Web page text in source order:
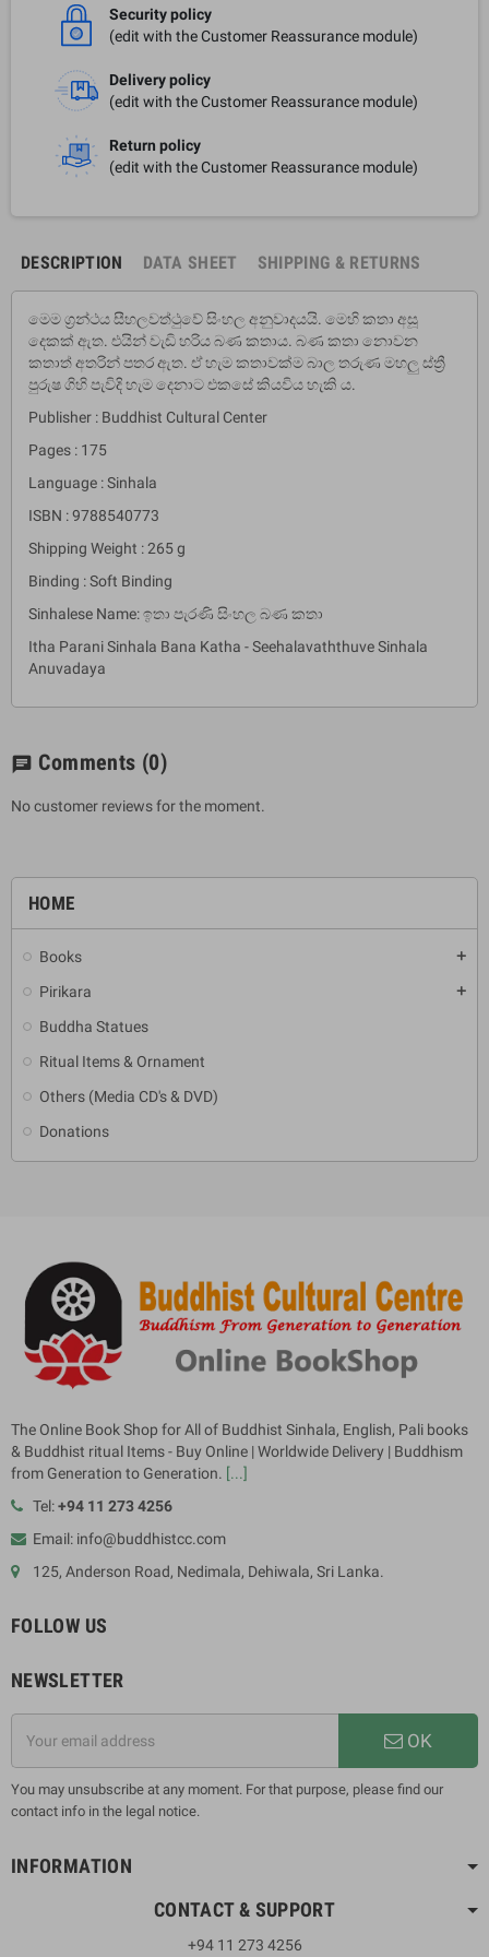
HOME
Books add
Pirikara add
Buddha Statues
Ritual Items & Ornament
Others (Media CD's & DVD)
Donations
Security policy
(edit with the Customer Reassurance module)
Delivery policy
(edit with the Customer Reassurance module)
Return policy
(edit with the Customer Reassurance module)
DESCRIPTION DATA SHEET SHIPPING & RETURNS
මෙම ග්‍රන්ථය සීහලවත්ථුවේ සිංහල අනුවාදයයි. මෙහි කතා අසූ
දෙකක් ඇත. එයින් වැඩි හරිය බණ කතාය. බණ කතා නොවන
කතාත් අතරින් පතර ඇත. ඒ හැම කතාවක්ම බාල තරුණ මහලු ස්ත්‍රී
පුරුෂ ගිහි පැවිදි හැම දෙනාට එකසේ කියවිය හැකි ය.
Publisher : Buddhist Cultural Center
Pages : 175
Language : Sinhala
ISBN : 9788540773
Shipping Weight : 265 g
Binding : Soft Binding
Sinhalese Name: ඉතා පැරණි සිංහල බණ කතා
Itha Parani Sinhala Bana Katha - Seehalavaththuve Sinhala
Anuvadaya
chat Comments (0)
No customer reviews for the moment.
The Online Book Shop for All of Buddhist Sinhala, English, Pali books
& Buddhist ritual Items - Buy Online | Worldwide Delivery | Buddhism
from Generation to Generation. [...]
Tel:+94 11 273 4256
Email: info@buddhistcc.com
125, Anderson Road, Nedimala, Dehiwala, Sri Lanka.
FOLLOW US
NEWSLETTER
OK
You may unsubscribe at any moment. For that purpose, please find our
contact info in the legal notice.
INFORMATION
CONTACT & SUPPORT
+94 11 273 4256